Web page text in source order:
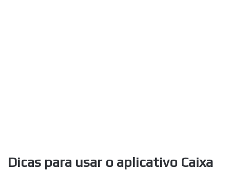
Dicas para usar o aplicativo Caixa